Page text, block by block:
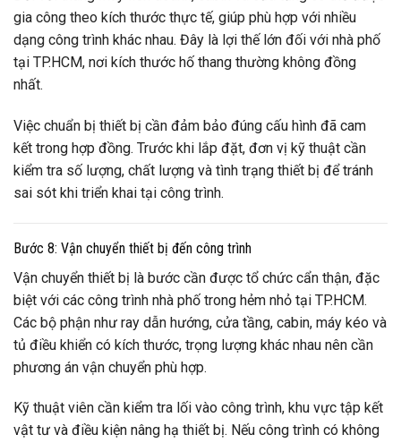
gia công theo kích thước thực tế, giúp phù hợp với nhiều
dạng công trình khác nhau. Đây là lợi thế lớn đối với nhà phố
tại TP.HCM, nơi kích thước hố thang thường không đồng
nhất.
Việc chuẩn bị thiết bị cần đảm bảo đúng cấu hình đã cam
kết trong hợp đồng. Trước khi lắp đặt, đơn vị kỹ thuật cần
kiểm tra số lượng, chất lượng và tình trạng thiết bị để tránh
sai sót khi triển khai tại công trình.
Bước 8: Vận chuyển thiết bị đến công trình
Vận chuyển thiết bị là bước cần được tổ chức cẩn thận, đặc
biệt với các công trình nhà phố trong hẻm nhỏ tại TP.HCM.
Các bộ phận như ray dẫn hướng, cửa tầng, cabin, máy kéo và
tủ điều khiển có kích thước, trọng lượng khác nhau nên cần
phương án vận chuyển phù hợp.
Kỹ thuật viên cần kiểm tra lối vào công trình, khu vực tập kết
vật tư và điều kiện nâng hạ thiết bị. Nếu công trình có không